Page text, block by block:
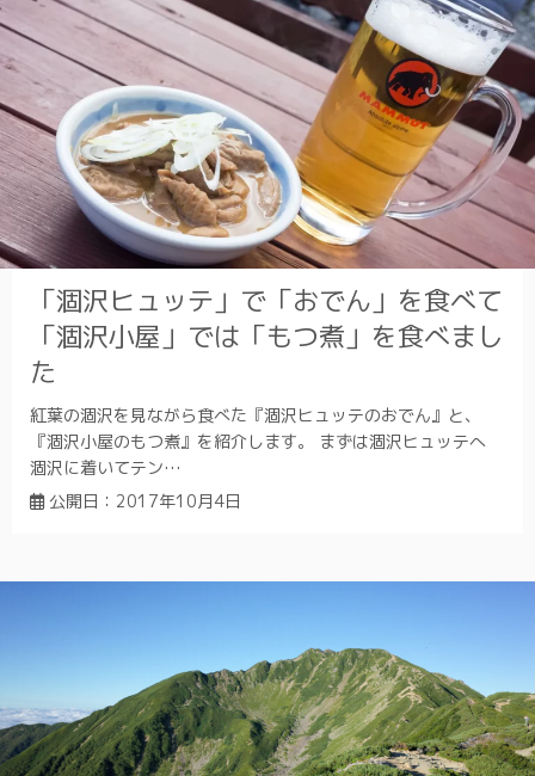
「涸沢ヒュッテ」で「おでん」を食べて
「涸沢小屋」では「もつ煮」を食べまし
た
紅葉の涸沢を見ながら食べた『涸沢ヒュッテのおでん』と、
『涸沢小屋のもつ煮』を紹介します。 まずは涸沢ヒュッテへ
涸沢に着いてテン…
公開日： 2017年10月4日